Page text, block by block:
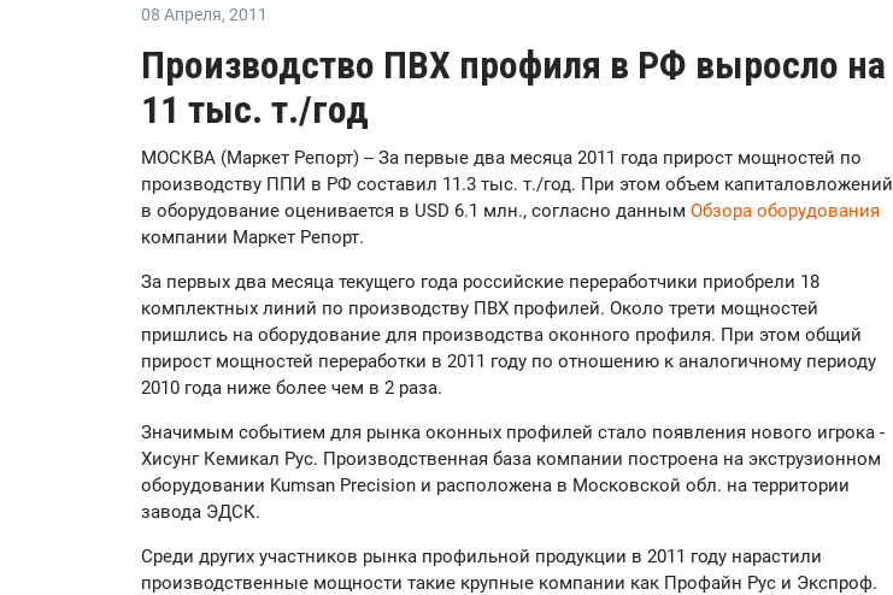
08 Апреля, 2011
Производство ПВХ профиля в РФ выросло на
11 тыс. т./год
МОСКВА (Маркет Репорт) -- За первые два месяца 2011 года прирост мощностей по
производству ППИ в РФ составил 11.3 тыс. т./год. При этом объем капиталовложений
в оборудование оценивается в USD 6.1 млн., согласно данным Обзора оборудования
компании Маркет Репорт.
За первых два месяца текущего года российские переработчики приобрели 18
комплектных линий по производству ПВХ профилей. Около трети мощностей
пришлись на оборудование для производства оконного профиля. При этом общий
прирост мощностей переработки в 2011 году по отношению к аналогичному периоду
2010 года ниже более чем в 2 раза.
Значимым событием для рынка оконных профилей стало появления нового игрока -
Хисунг Кемикал Рус. Производственная база компании построена на экструзионном
оборудовании Kumsan Precision и расположена в Московской обл. на территории
завода ЭДСК.
Среди других участников рынка профильной продукции в 2011 году нарастили
производственные мощности такие крупные компании как Профайн Рус и Экспроф.